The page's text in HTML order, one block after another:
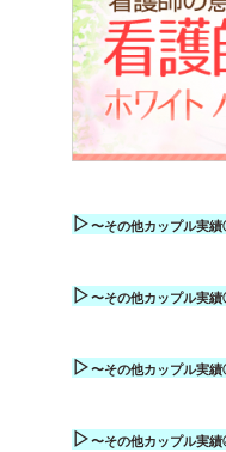
▷〜その他カップル実
▷〜その他カップル実
▷〜その他カップル実
▷〜その他カップル実